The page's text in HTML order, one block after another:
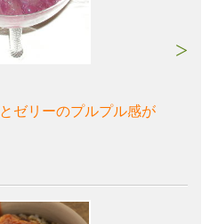
ゼリーのプルプル感が